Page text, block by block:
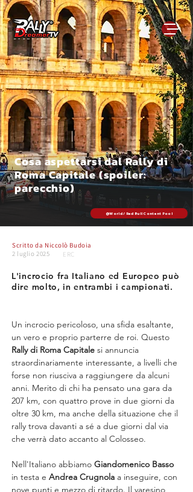
Cosa aspettarsi dal Rally di
Roma Capitale (spoiler:
parecchio)
@World / Red Bull Content Pool
Scritto da Niccolò Budoia
2 luglio 2025
ERC
L'incrocio fra Italiano ed Europeo può
dire molto, in entrambi i campionati.
Un incrocio pericoloso, una sfida esaltante,
un vero e proprio parterre de roi. Questo
Rally di Roma Capitale si annuncia
straordinariamente interessante, a livelli che
forse non riusciva a raggiungere da alcuni
anni. Merito di chi ha pensato una gara da
207 km, con quattro prove in due giorni da
oltre 30 km, ma anche della situazione che il
rally trova davanti a sé a due giorni dal via
che verrà dato accanto al Colosseo.
Nell'Italiano abbiamo Giandomenico Basso
in testa e Andrea Crugnola a inseguire, con
nove punti e mezzo di ritardo. Il varesino